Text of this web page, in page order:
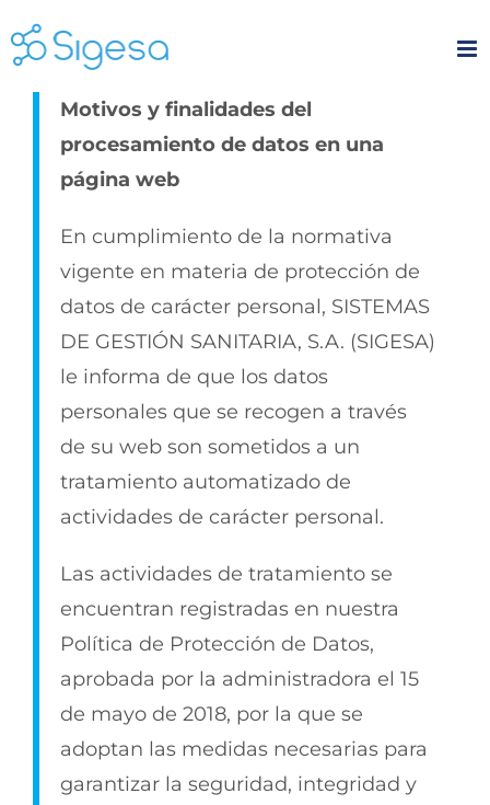
to
content
Motivos y finalidades del
procesamiento de datos en una
página web
En cumplimiento de la normativa
vigente en materia de protección de
datos de carácter personal, SISTEMAS
DE GESTIÓN SANITARIA, S.A. (SIGESA)
le informa de que los datos
personales que se recogen a través
de su web son sometidos a un
tratamiento automatizado de
actividades de carácter personal.
Las actividades de tratamiento se
encuentran registradas en nuestra
Política de Protección de Datos,
aprobada por la administradora el 15
de mayo de 2018, por la que se
adoptan las medidas necesarias para
garantizar la seguridad, integridad y